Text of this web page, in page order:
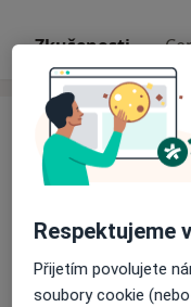
Zkušenosti
Zkušenosti
Vše potřebné se
na Vás.
Odborník na:
Dětská psychologie
Psychoterapie
Respektujeme
Přijetím povolujete
soubory cookie